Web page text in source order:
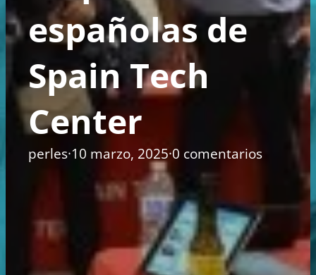
españolas de
Spain Tech
Center
perles·10 marzo, 2025·0 comentarios